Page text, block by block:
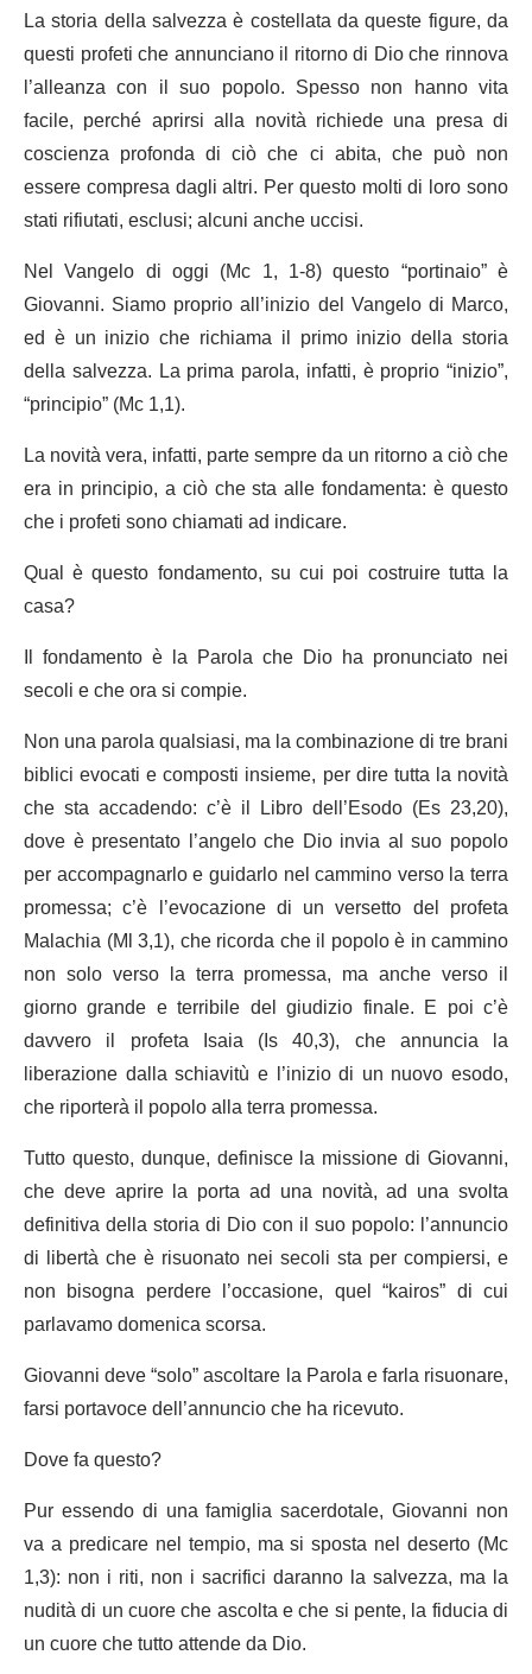
La storia della salvezza è costellata da queste figure, da
questi profeti che annunciano il ritorno di Dio che rinnova
l’alleanza con il suo popolo. Spesso non hanno vita
facile, perché aprirsi alla novità richiede una presa di
coscienza profonda di ciò che ci abita, che può non
essere compresa dagli altri. Per questo molti di loro sono
stati rifiutati, esclusi; alcuni anche uccisi.
Nel Vangelo di oggi (Mc 1, 1-8) questo “portinaio” è
Giovanni. Siamo proprio all’inizio del Vangelo di Marco,
ed è un inizio che richiama il primo inizio della storia
della salvezza. La prima parola, infatti, è proprio “inizio”,
“principio” (Mc 1,1).
La novità vera, infatti, parte sempre da un ritorno a ciò che
era in principio, a ciò che sta alle fondamenta: è questo
che i profeti sono chiamati ad indicare.
Qual è questo fondamento, su cui poi costruire tutta la
casa?
Il fondamento è la Parola che Dio ha pronunciato nei
secoli e che ora si compie.
Non una parola qualsiasi, ma la combinazione di tre brani
biblici evocati e composti insieme, per dire tutta la novità
che sta accadendo: c’è il Libro dell’Esodo (Es 23,20),
dove è presentato l’angelo che Dio invia al suo popolo
per accompagnarlo e guidarlo nel cammino verso la terra
promessa; c’è l’evocazione di un versetto del profeta
Malachia (Ml 3,1), che ricorda che il popolo è in cammino
non solo verso la terra promessa, ma anche verso il
giorno grande e terribile del giudizio finale. E poi c’è
davvero il profeta Isaia (Is 40,3), che annuncia la
liberazione dalla schiavitù e l’inizio di un nuovo esodo,
che riporterà il popolo alla terra promessa.
Tutto questo, dunque, definisce la missione di Giovanni,
che deve aprire la porta ad una novità, ad una svolta
definitiva della storia di Dio con il suo popolo: l’annuncio
di libertà che è risuonato nei secoli sta per compiersi, e
non bisogna perdere l’occasione, quel “kairos” di cui
parlavamo domenica scorsa.
Giovanni deve “solo” ascoltare la Parola e farla risuonare,
farsi portavoce dell’annuncio che ha ricevuto.
Dove fa questo?
Pur essendo di una famiglia sacerdotale, Giovanni non
va a predicare nel tempio, ma si sposta nel deserto (Mc
1,3): non i riti, non i sacrifici daranno la salvezza, ma la
nudità di un cuore che ascolta e che si pente, la fiducia di
un cuore che tutto attende da Dio.